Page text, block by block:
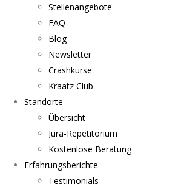
Stellenangebote
FAQ
Blog
Newsletter
Crashkurse
Kraatz Club
Standorte
Übersicht
Jura-Repetitorium
Kostenlose Beratung
Erfahrungsberichte
Testimonials